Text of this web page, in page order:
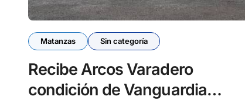
Matanzas Sin categoría
Recibe Arcos Varadero
condición de Vanguardia